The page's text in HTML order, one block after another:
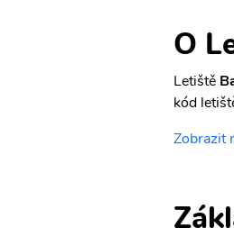
O
Letiště
kód
Zobrazit